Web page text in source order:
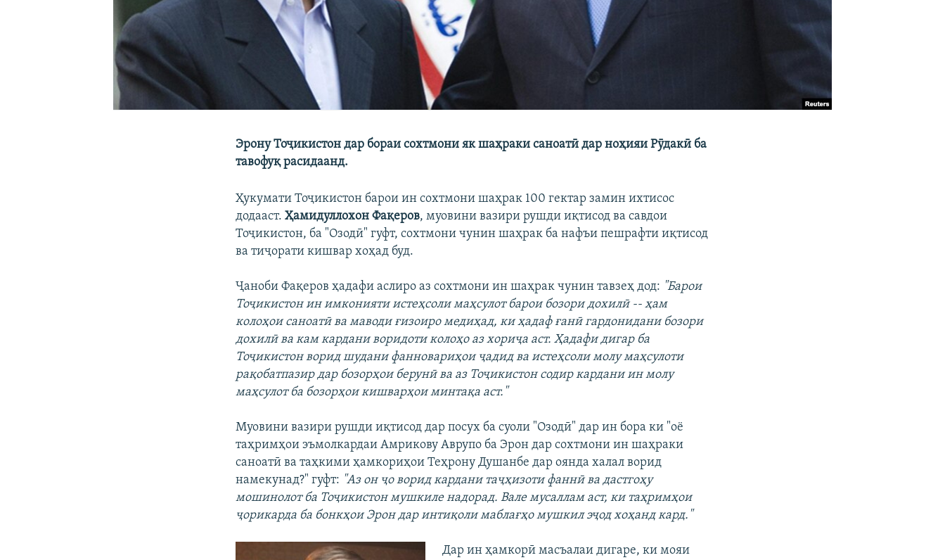
Эрону Тоҷикистон дар бораи сохтмони як шаҳраки саноатӣ дар ноҳияи Рӯдакӣ ба
тавофуқ расидаанд.
Ҳукумати Тоҷикистон барои ин сохтмони шаҳрак 100 гектар замин ихтисос
додааст.Ҳамидуллохон Фақеров, муовини вазири рушди иқтисод ва савдои
Тоҷикистон, ба "Озодӣ" гуфт, сохтмони чунин шаҳрак ба нафъи пешрафти иқтисод
ва тиҷорати кишвар хоҳад буд.
Ҷаноби Фақеров ҳадафи аслиро аз сохтмони ин шаҳрак чунин тавзеҳ дод: "Барои
Тоҷикистон ин имконияти истеҳсоли маҳсулот барои бозори дохилӣ -- ҳам
колоҳои саноатӣ ва маводи ғизоиро медиҳад, ки ҳадаф ғанӣ гардонидани бозори
дохилӣ ва кам кардани воридоти колоҳо аз хориҷа аст. Ҳадафи дигар ба
Тоҷикистон ворид шудани фанновариҳои ҷадид ва истеҳсоли молу маҳсулоти
рақобатпазир дар бозорҳои берунӣ ва аз Тоҷикистон содир кардани ин молу
маҳсулот ба бозорҳои кишварҳои минтақа аст."
Муовини вазири рушди иқтисод дар посух ба суоли "Озодӣ" дар ин бора ки "оё
таҳримҳои эъмолкардаи Амрикову Аврупо ба Эрон дар сохтмони ин шаҳраки
саноатӣ ва таҳкими ҳамкориҳои Теҳрону Душанбе дар оянда халал ворид
намекунад?" гуфт: "Аз он ҷо ворид кардани таҷҳизоти фаннӣ ва дастгоҳу
мошинолот ба Тоҷикистон мушкиле надорад. Вале мусаллам аст, ки таҳримҳои
ҷорикарда ба бонкҳои Эрон дар интиқоли маблағҳо мушкил эҷод хоҳанд кард."
Дар ин ҳамкорӣ масъалаи дигаре, ки мояи